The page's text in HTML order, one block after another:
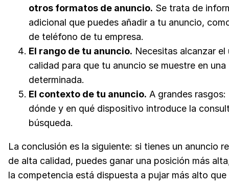
otros formatos de anuncio. Se trata de
adicional que puedes añadir a tu anuncio,
de teléfono de tu empresa.
El rango de tu anuncio. Necesitas alcanzar el
calidad para que tu anuncio se muestre en
determinada.
El contexto de tu anuncio. A grandes rasgos:
dónde y en qué dispositivo introduce la
búsqueda.
La conclusión es la siguiente: si tienes un anuncio
de alta calidad, puedes ganar una posición más
la competencia está dispuesta a pujar más alto que